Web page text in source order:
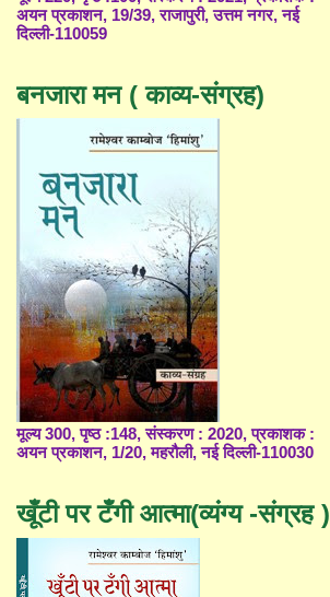
अयन प्रकाशन, 19/39, राजापुरी, उत्तम नगर, नई
दिल्ली-110059
बनजारा मन ( काव्य-संग्रह)
मूल्य 300, पृष्ठ :148, संस्करण : 2020, प्रकाशक :
अयन प्रकाशन, 1/20, महरौली, नई दिल्ली-110030
खूँटी पर टँगी आत्मा(व्यंग्य -संग्रह )